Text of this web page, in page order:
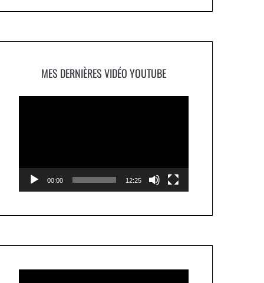
MES DERNIÈRES VIDÉO YOUTUBE
00:00 12:25